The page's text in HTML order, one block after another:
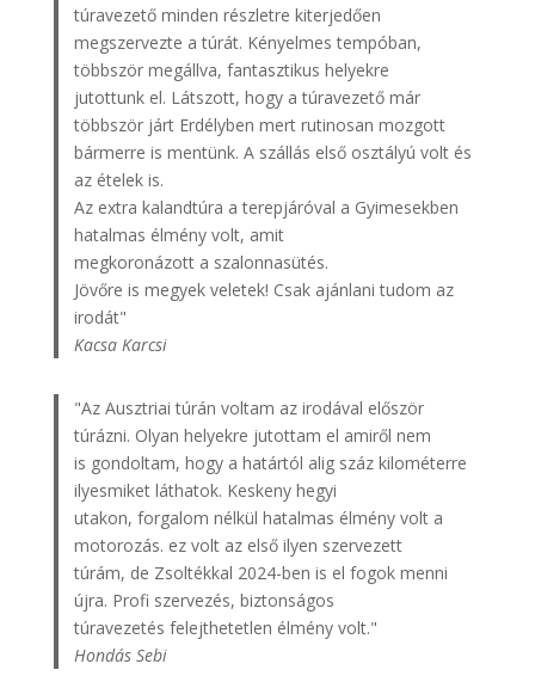
túravezető minden részletre kiterjedően
megszervezte a túrát. Kényelmes tempóban,
többször megállva, fantasztikus helyekre
jutottunk el. Látszott, hogy a túravezető már
többször járt Erdélyben mert rutinosan mozgott
bármerre is mentünk. A szállás első osztályú volt és
az ételek is.
Az extra kalandtúra a terepjáróval a Gyimesekben
hatalmas élmény volt, amit
megkoronázott a szalonnasütés.
Jövőre is megyek veletek! Csak ajánlani tudom az
irodát"
Kacsa Karcsi
"Az Ausztriai túrán voltam az irodával először
túrázni. Olyan helyekre jutottam el amiről nem
is gondoltam, hogy a határtól alig száz kilométerre
ilyesmiket láthatok. Keskeny hegyi
utakon, forgalom nélkül hatalmas élmény volt a
motorozás. ez volt az első ilyen szervezett
túrám, de Zsoltékkal 2024-ben is el fogok menni
újra. Profi szervezés, biztonságos
túravezetés felejthetetlen élmény volt."
Hondás Sebi